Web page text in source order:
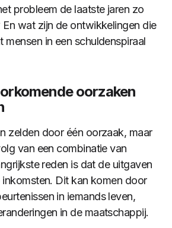
probleem de laatste jaren zo
wat zijn de ontwikkelingen die
mensen in een schuldenspiraal
oorzaken
zelden door één oorzaak, maar
van een combinatie van
reden is dat de uitgaven
Dit kan komen door
in iemands leven,
in de maatschappij.